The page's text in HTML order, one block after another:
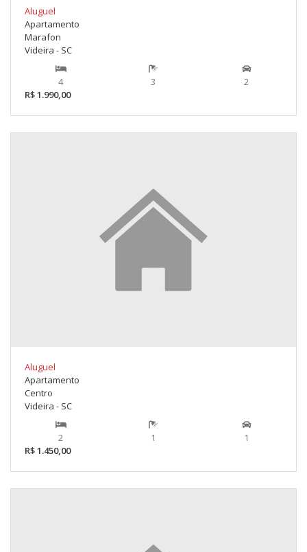
Aluguel
Apartamento
Marafon
Videira - SC
4 3
2
R$ 1.990,00
Aluguel
Apartamento
Centro
Videira - SC
2 1
1
R$ 1.450,00